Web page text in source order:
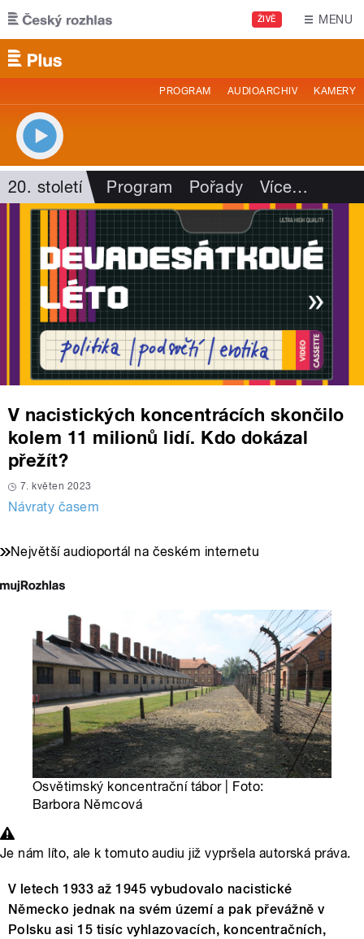
Přejít k hlavnímu obsahu
ŽIVĚ MENU
PROGRAM AUDIOARCHIV KAMERY
20. století Program Pořady Více…
V nacistických koncentrácích skončilo
kolem 11 milionů lidí. Kdo dokázal
přežít?
7. květen 2023
Návraty časem
Největší audioportál na českém internetu
Osvětimský koncentrační tábor | Foto:
Barbora Němcová
Je nám líto, ale k tomuto audiu již vypršela autorská práva.
V letech 1933 až 1945 vybudovalo nacistické
Německo jednak na svém území a pak převážně v
Polsku asi 15 tisíc vyhlazovacích, koncentračních,